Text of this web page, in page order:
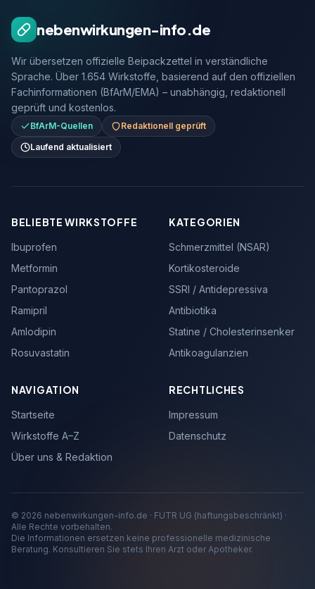
nebenwirkungen-info.de
Wir übersetzen offizielle Beipackzettel in verständliche
Sprache. Über 1.654 Wirkstoffe, basierend auf den offiziellen
Fachinformationen (BfArM/EMA) – unabhängig, redaktionell
geprüft und kostenlos.
BfArM-Quellen
Redaktionell geprüft
Laufend aktualisiert
BELIEBTE WIRKSTOFFE
Ibuprofen
Metformin
Pantoprazol
Ramipril
Amlodipin
Rosuvastatin
KATEGORIEN
Schmerzmittel (NSAR)
Kortikosteroide
SSRI / Antidepressiva
Antibiotika
Statine / Cholesterinsenker
Antikoagulanzien
NAVIGATION
Startseite
Wirkstoffe A–Z
Über uns & Redaktion
RECHTLICHES
Impressum
Datenschutz
© 2026 nebenwirkungen-info.de · FUTR UG (haftungsbeschränkt) ·
Alle Rechte vorbehalten.
Die Informationen ersetzen keine professionelle medizinische
Beratung. Konsultieren Sie stets Ihren Arzt oder Apotheker.